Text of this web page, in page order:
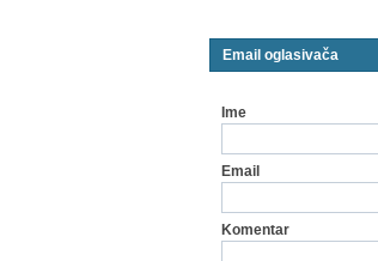
Email oglasivača
Ime
Email
Komentar